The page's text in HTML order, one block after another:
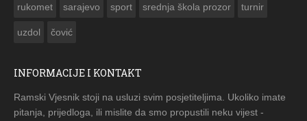
rukomet sarajevo sport srednja škola prozor turnir
uzdol čović
INFORMACIJE I KONTAKT
Ramski Vjesnik stoji na usluzi svim posjetiteljima. Ukoliko imate
pitanja, prijedloga, ili mislite da smo propustili neku vijest -